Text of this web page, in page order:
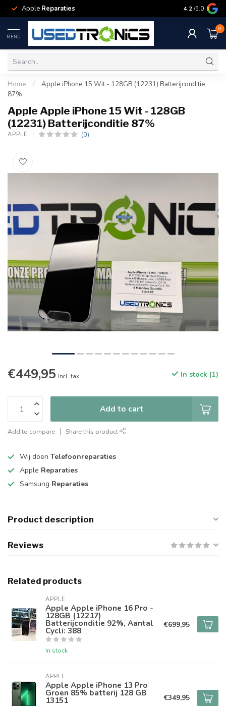
Apple Reparaties Samsung
4.2 /5.0
MENU
0
Home /
Apple iPhone 15 Wit - 128GB (12231) Batterijconditie
87%
Apple Apple iPhone 15 Wit - 128GB
(12231) Batterijconditie 87%
APPLE (0)
€449,95 Incl. tax In stock (1)
Add to cart
Add to compare Share this product
Wij doen Telefoonreparaties
Apple Reparaties
Samsung Reparaties
Product description
Reviews
Related products
APPLE
Apple Apple iPhone 16 Pro -
128GB (12217)
Batterijconditie 92%, Aantal
Cycli: 388
In stock
€699,95
APPLE
Apple Apple iPhone 13 Pro
Groen 85% batterij 128 GB
13151 €349,95